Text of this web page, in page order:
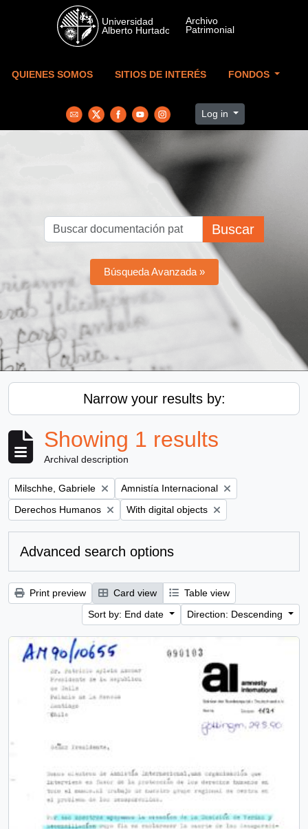
Skip to main content
QUIENES SOMOS SITIOS DE INTERÉS FONDOS
Log in
Buscar
Búsqueda Avanzada »
Narrow your results by:
Showing 1 results
Archival description
Remove filter:
Milschhe, Gabriele Remove filter:
Amnistía Internacional
Remove filter:
Derechos Humanos Remove filter:
With digital objects
Advanced search options
Print preview Card view
Table view
Sort by: End date
Direction: Descending